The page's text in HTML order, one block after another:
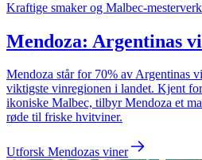
Kraftige smaker og Malbec-
Mendoza: Argentinas
Mendoza står for 70% av Argentinas
viktigste vinregionen i landet. Kjent
ikoniske Malbec, tilbyr Mendoza et
røde til friske hvitviner.
Utforsk Mendozas viner